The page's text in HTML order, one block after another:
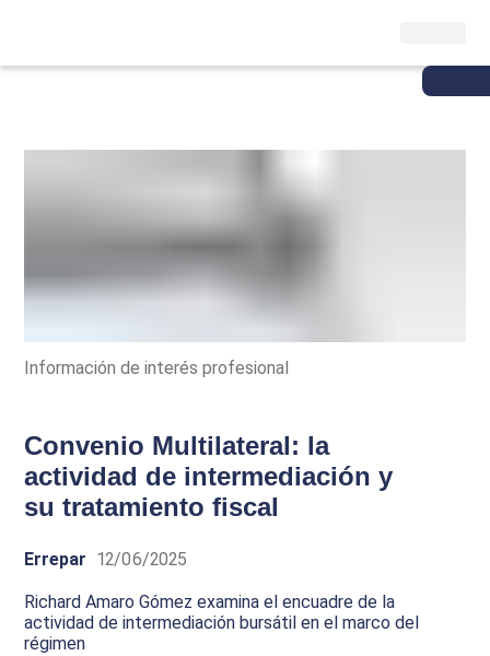
Información de interés profesional
Convenio Multilateral: la
actividad de intermediación y
su tratamiento fiscal
Errepar 12/06/2025
Richard Amaro Gómez examina el encuadre de la
actividad de intermediación bursátil en el marco del
régimen